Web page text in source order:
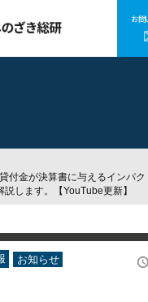
お問
付金が決算書に与えるインパ
します。【YouTube更新】
お知らせ